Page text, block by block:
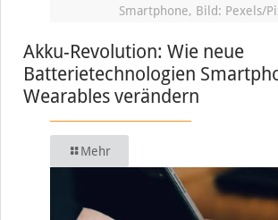
Smartphone, Bild: Pexels/
Akku-Revolution: Wie neue
Batterietechnologien
Wearables verändern
Mehr